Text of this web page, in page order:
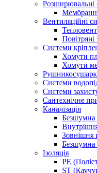
Розширювальні
Вентиляційні
Системи
Хомути
Хомути
Системи
Системи
Сантехнічне
Каналізація
Безшумна
Зовнішня
Безшумна
Ізоляція
PE
ST